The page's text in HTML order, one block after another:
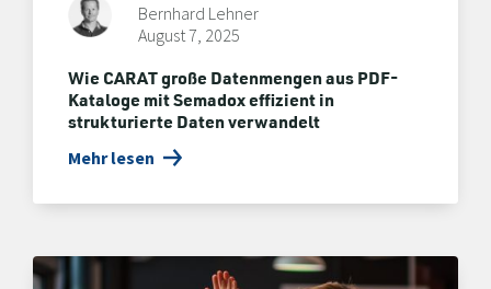
Bernhard Lehner
August 7, 2025
Wie CARAT große Datenmengen aus PDF-
Kataloge mit Semadox effizient in
strukturierte Daten verwandelt
Mehr lesen